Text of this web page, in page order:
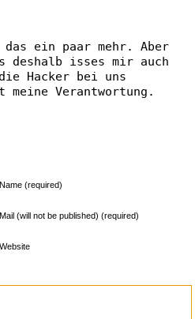
ein paar mehr. Aber
deshalb isses mir auch
Hacker bei uns
Verantwortung.
Name (required)
Mail (will not be published) (required)
Website